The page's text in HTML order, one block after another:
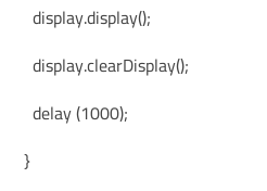
display.display();
display.clearDisplay();
delay (1000);
}